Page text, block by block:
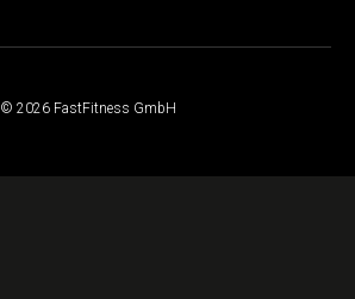
© 2026 FastFitness GmbH